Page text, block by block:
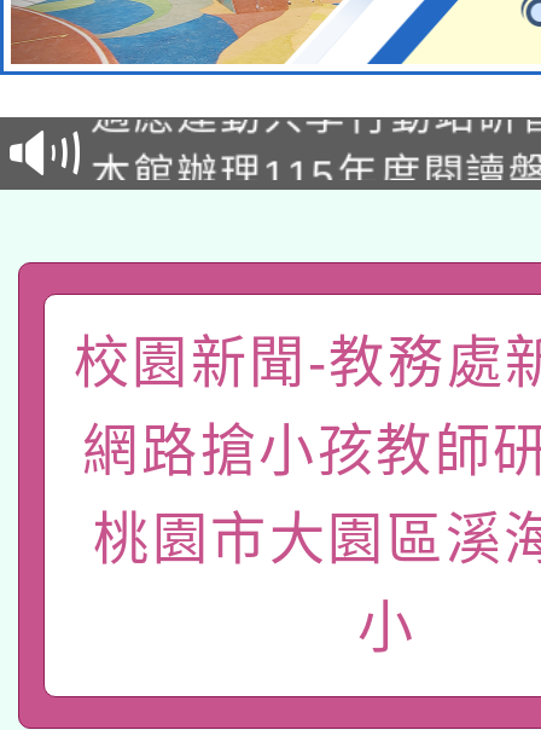
本校115學年度第2次
招)
本館辦理115年度閱讀
礎課程
A3數位素養講師名單
「數位內容與教學軟體
有關大陸委員會函釋公
薪期間赴陸應申請許可
轉知經濟部水利署委託
業技術研究院辦理「
用水績優單位及節水達
115年8月22日(星期六
開 智慧啟航」
2026年桃園地景藝術
本校115學年度第2次
招甄選結果公告(無人
適應運動共學行動站研
校園新聞-教務處
網路搶小孩教師
桃園市大園區溪
小